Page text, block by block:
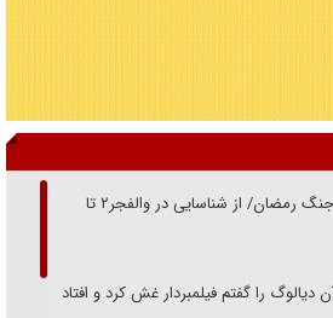
از گمنام‌ترین فرماندهان شهید جنگ رمضان/ از شناسایی در والفجر۲ تا
دیالوگ را گفتم فیلمبردار غش کرد و افتاد